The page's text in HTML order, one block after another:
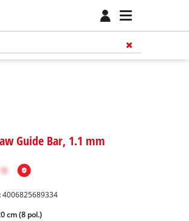
Guide Bar, 1.1 mm
4006825689334
cm (8 pol.)